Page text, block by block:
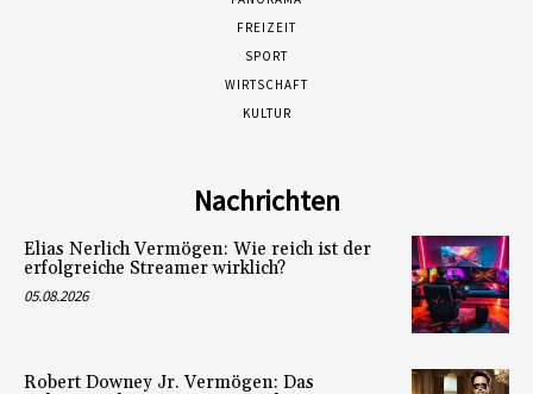
FREIZEIT
SPORT
WIRTSCHAFT
KULTUR
Nachrichten
Elias Nerlich Vermögen: Wie reich ist der
erfolgreiche Streamer wirklich?
05.08.2026
Robert Downey Jr. Vermögen: Das